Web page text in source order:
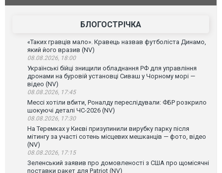
БЛОГОСТРІЧКА
«Таких гравців мало». Кравець назвав футболіста Динамо,
який його вразив (NV)
08.08.2026, 18:00
Українські бійці знищили обладнання РФ для управління
дронами на буровій установці Сиваш у Чорному морі —
відео (NV)
08.08.2026, 17:45
Мессі хотіли вбити, Роналду переслідували: ФБР розкрило
шокуючі деталі ЧС-2026 (NV)
08.08.2026, 17:30
На Теремках у Києві призупинили вирубку парку після
мітингу за участі сотень місцевих мешканців — фото, відео
(NV)
08.08.2026, 17:15
Зеленський заявив про домовленості з США про щомісячні
поставки ракет для Patriot (NV)